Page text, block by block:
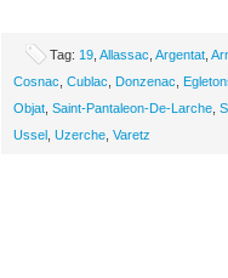
Tag: 19 Allassac Argentat
Cosnac Cublac Donzenac
Objat Saint-Pantaleon-De-Larche
Ussel Uzerche Varetz